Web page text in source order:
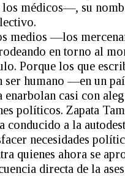
los médicos—, su
medios —los
en torno al
Porque los que
ser humano —en un
casi con
políticos. Zapata
conducido a la
necesidades
quienes ahora se
directa de la